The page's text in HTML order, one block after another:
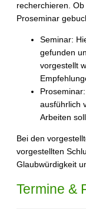
recherchieren.
Proseminar
Seminar:
gefunden
vorgestellt
ausführlich
Arbeiten
Bei den
vorgestellten
Glaubwürdigkeit
Termine &